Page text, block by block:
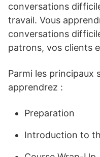
conversations
travail. Vous
conversations
patrons, vos clients
Parmi les principaux
apprendrez :
Preparation
Introduction to